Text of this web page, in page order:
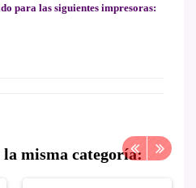
para las siguientes impresoras:
la misma categoría: